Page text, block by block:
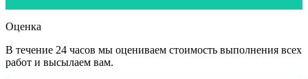
Оценка
В течение 24 часов мы оцениваем стоимость выполнения всех
работ и высылаем вам.